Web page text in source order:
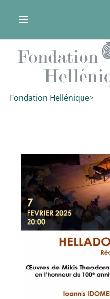
Fondation Hellénique>